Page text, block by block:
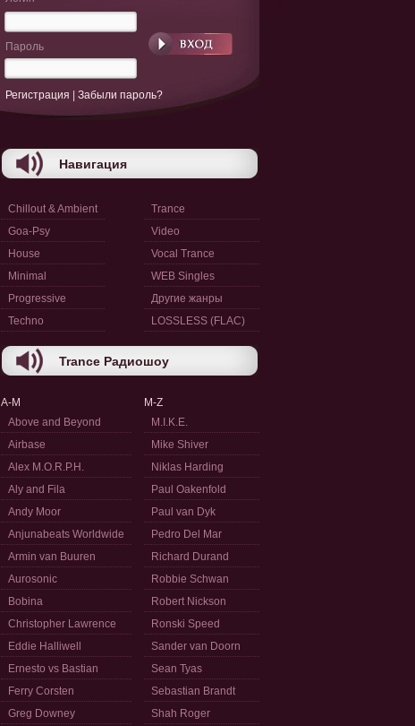
Пароль
Регистрация Забыли пароль?
Навигация
Chillout & Ambient
Goa-Psy
House
Minimal
Progressive
Techno
Trance
Video
Vocal Trance
WEB Singles
Другие жанры
LOSSLESS (FLAC)
Trance Радиошоу
A-M
Above and Beyond
Airbase
Alex M.O.R.P.H.
Aly and Fila
Andy Moor
Anjunabeats Worldwide
Armin van Buuren
Aurosonic
Bobina
Christopher Lawrence
Eddie Halliwell
Ernesto vs Bastian
Ferry Corsten
Greg Downey
M-Z
M.I.K.E.
Mike Shiver
Niklas Harding
Paul Oakenfold
Paul van Dyk
Pedro Del Mar
Richard Durand
Robbie Schwan
Robert Nickson
Ronski Speed
Sander van Doorn
Sean Tyas
Sebastian Brandt
Shah Roger